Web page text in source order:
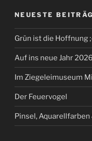
NEUESTE
Grün ist die Hoffnung
Auf ins neue Jahr
Im Ziegeleimuseum
Der Feuervogel
Pinsel,